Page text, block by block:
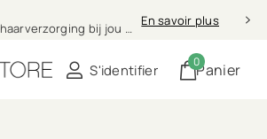
haarverzorging bij jou thuis En savoir plus
S'identifier Panier
0